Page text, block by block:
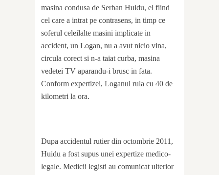
masina condusa de Serban Huidu, el fiind
cel care a intrat pe contrasens, in timp ce
soferul celeilalte masini implicate in
accident, un Logan, nu a avut nicio vina,
circula corect si n-a taiat curba, masina
vedetei TV aparandu-i brusc in fata.
Conform expertizei, Loganul rula cu 40 de
kilometri la ora.
Dupa accidentul rutier din octombrie 2011,
Huidu a fost supus unei expertize medico-
legale. Medicii legisti au comunicat ulterior